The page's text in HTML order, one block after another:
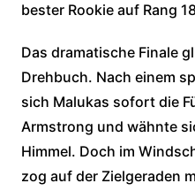
bester Rookie auf Rang
Das dramatische Finale
Drehbuch. Nach einem
sich Malukas sofort die
Armstrong und wähnte
Himmel. Doch im
zog auf der Zielgeraden